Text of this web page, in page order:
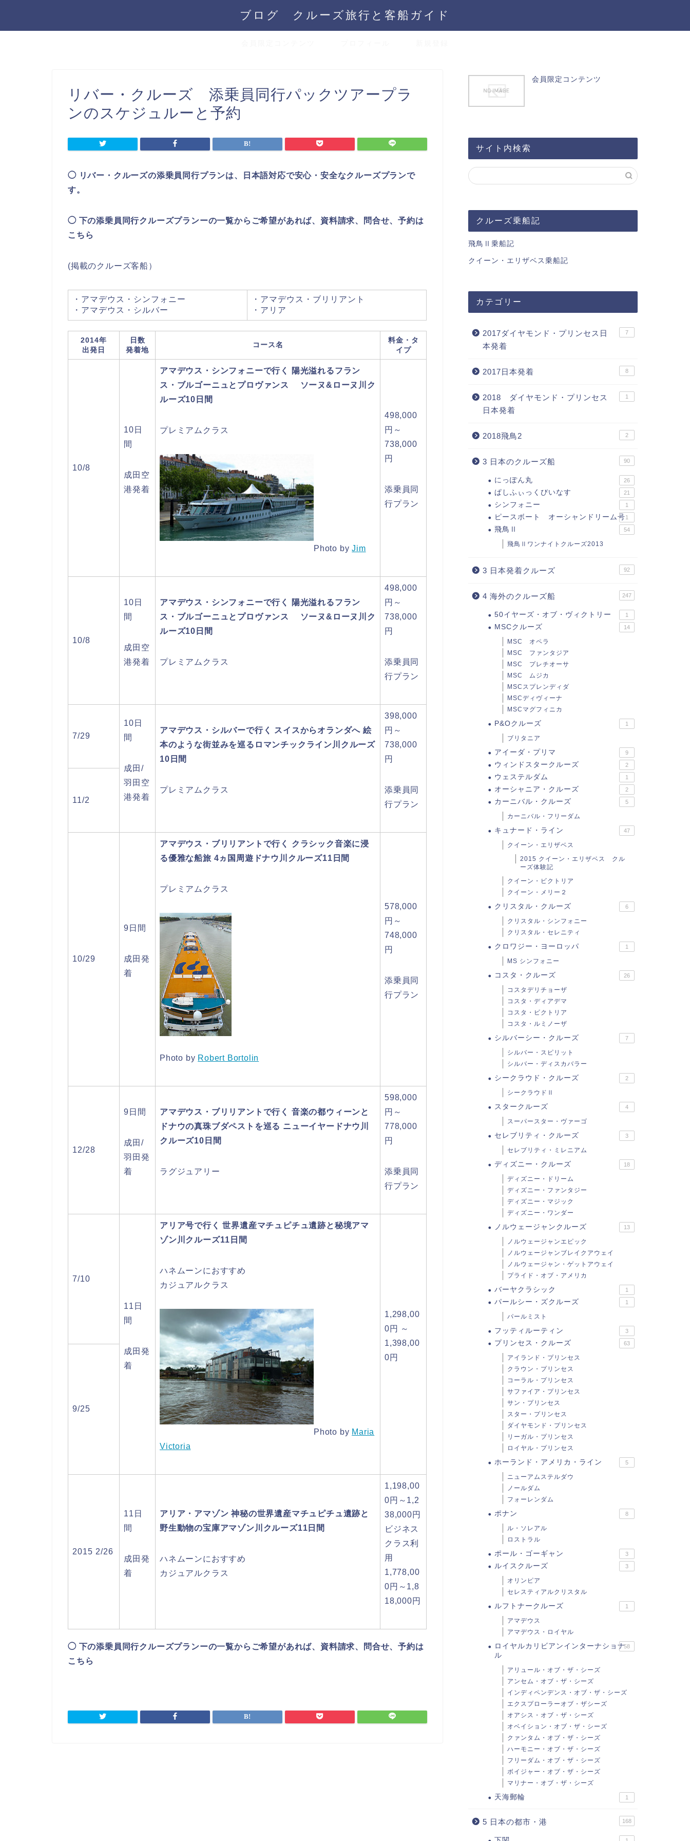
ブログ クルーズ旅行と客船ガイド
リバー・クルーズ 添乗員同行パックツアープラ
ンのスケジュルーと予約
◯ リバー・クルーズの添乗員同行プランは、日本語対応で安心・安全なクルーズプランで
す。
◯ 下の添乗員同行クルーズプランーの一覧からご希望があれば、資料請求、問合せ、予約は
こちら
(掲載のクルーズ客船）
・アマデウス・シンフォニー
・アマデウス・シルバー
・アマデウス・ブリリアント
・アリア
2014年
出発日
日数
発着地
コース名
料金・タ
イプ
10/8
10日
間
成田空
港発着
アマデウス・シンフォニーで行く 陽光溢れるフラン
ス・ブルゴーニュとプロヴァンス ソーヌ&ローヌ川ク
ルーズ10日間
プレミアムクラス
Photo byJim
498,000
円～
738,000
円
添乗員同
行プラン
10/8
10日
間
成田空
港発着
アマデウス・シンフォニーで行く 陽光溢れるフラン
ス・ブルゴーニュとプロヴァンス ソーヌ&ローヌ川ク
ルーズ10日間
プレミアムクラス
498,000
円～
738,000
円
添乗員同
行プラン
7/29
10日
間
成田/
羽田空
港発着
アマデウス・シルバーで行く スイスからオランダへ 絵
本のような街並みを巡るロマンチックライン川クルーズ
10日間
プレミアムクラス
398,000
円～
738,000
円
添乗員同
行プラン
11/2
10/29
9日間
成田発
着
アマデウス・ブリリアントで行く クラシック音楽に浸
る優雅な船旅 4ヵ国周遊ドナウ川クルーズ11日間
プレミアムクラス
Photo by Robert Bortolin
578,000
円～
748,000
円
添乗員同
行プラン
12/28
9日間
成田/
羽田発
着
アマデウス・ブリリアントで行く 音楽の都ウィーンと
ドナウの真珠ブダペストを巡る ニューイヤードナウ川
クルーズ10日間
ラグジュアリー
598,000
円～
778,000
円
添乗員同
行プラン
7/10
11日
間
成田発
着
アリア号で行く 世界遺産マチュピチュ遺跡と秘境アマ
ゾン川クルーズ11日間
ハネムーンにおすすめ
カジュアルクラス
Photo by Maria
Victoria
1,298,00
0円 ～
1,398,00
0円
9/25
2015 2/26
11日
間
成田発
着
アリア・アマゾン 神秘の世界遺産マチュピチュ遺跡と
野生動物の宝庫アマゾン川クルーズ11日間
ハネムーンにおすすめ
カジュアルクラス
1,198,00
0円～1,2
38,000円
ビジネス
クラス利
用
1,778,00
0円～1,8
18,000円
◯ 下の添乗員同行クルーズプランーの一覧からご希望があれば、資料請求、問合せ、予約は
こちら
会員限定コンテンツ
サイト内検索
クルーズ乗船記
飛鳥Ⅱ乗船記
クイーン・エリザベス乗船記
カテゴリー
2017ダイヤモンド・プリンセス日
本発着
7
2017日本発着 8
2018 ダイヤモンド・プリンセス
日本発着
1
2018飛鳥2 2
3 日本のクルーズ船 90
にっぽん丸 26
ぱしふぃっくびいなす 21
シンフォニー 1
ピースボート オーシャンドリーム号1
飛鳥Ⅱ 54
飛鳥Ⅱワンナイトクルーズ2013
3 日本発着クルーズ 92
4 海外のクルーズ船 247
50イヤーズ・オブ・ヴィクトリー 1
MSCクルーズ 14
MSC オペラ
MSC ファンタジア
MSC プレチオーサ
MSC ムジカ
MSCスプレンディダ
MSCディヴィーナ
MSCマグフィニカ
P&Oクルーズ 1
ブリタニア
アイーダ・プリマ 9
ウィンドスタークルーズ 2
ウェステルダム 1
オーシャニア・クルーズ 2
カーニバル・クルーズ 5
カーニバル・フリーダム
キュナード・ライン 47
クイーン・エリザベス
2015 クイーン・エリザベス クル
ーズ体験記
クイーン・ビクトリア
クイーン・メリー２
クリスタル・クルーズ 6
クリスタル・シンフォニー
クリスタル・セレニティ
クロワジー・ヨーロッパ 1
MS シンフォニー
コスタ・クルーズ 26
コスタデリチョーザ
コスタ・ディアデマ
コスタ・ビクトリア
コスタ・ルミノーザ
シルバーシー・クルーズ 7
シルバー・スピリット
シルバー・ディスカバラー
シークラウド・クルーズ 2
シークラウドⅡ
スタークルーズ 4
スーパースター・ヴァーゴ
セレブリティ・クルーズ 3
セレブリティ・ミレニアム
ディズニー・クルーズ 18
ディズニー・ドリーム
ディズニー・ファンタジー
ディズニー・マジック
ディズニー・ワンダー
ノルウェージャンクルーズ 13
ノルウェージャンエピック
ノルウェージャンブレイクアウェイ
ノルウェージャン・ゲットアウェイ
プライド・オブ・アメリカ
バーヤクラシック 1
パールシー・ズクルーズ 1
パールミスト
フッティルーティン 3
プリンセス・クルーズ 63
アイランド・プリンセス
クラウン・プリンセス
コーラル・プリンセス
サファイア・プリンセス
サン・プリンセス
スター・プリンセス
ダイヤモンド・プリンセス
リーガル・プリンセス
ロイヤル・プリンセス
ホーランド・アメリカ・ライン 5
ニューアムステルダウ
ノールダム
フォーレンダム
ポナン 8
ル・ソレアル
ロストラル
ポール・ゴーギャン 3
ルイスクルーズ 3
オリンピア
セレスティアルクリスタル
ルフトナークルーズ 1
アマデウス
アマデウス・ロイヤル
ロイヤルカリビアンインターナショナ
ル
58
アリュール・オブ・ザ・シーズ
アンセム・オブ・ザ・シーズ
インディペンデンス・オブ・ザ・シーズ
エクスプローラーオブ・ザシーズ
オアシス・オブ・ザ・シーズ
オベイション・オブ・ザ・シーズ
クァンタム・オブ・ザ・シーズ
ハーモニー・オブ・ザ・シーズ
フリーダム・オブ・ザ・シーズ
ボイジャー・オブ・ザ・シーズ
マリナー・オブ・ザ・シーズ
天海郵輪 1
5 日本の都市・港 168